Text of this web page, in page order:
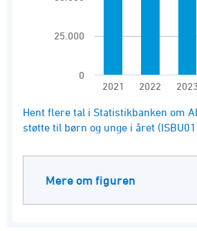
2021 2022 2023
0
25.000
End of interactive chart.
Hent flere tal i Statistikbanken om
støtte til børn og unge i året
Mere om figuren